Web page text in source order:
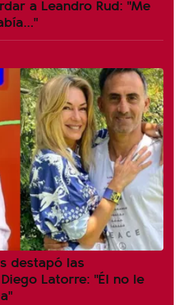
a Leandro Rud: "Me
destapó las
Latorre: "Él no le